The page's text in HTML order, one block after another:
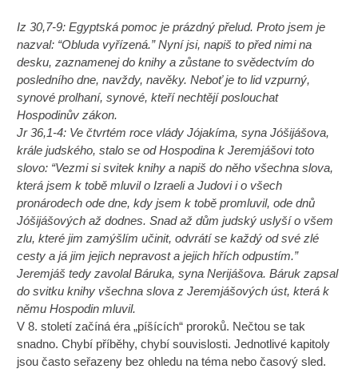
Iz 30,7-9: Egyptská pomoc je prázdný přelud. Proto jsem je
nazval: “Obluda vyřízená.” Nyní jsi, napiš to před nimi na
desku, zaznamenej do knihy a zůstane to svědectvím do
posledního dne, navždy, navěky. Neboť je to lid vzpurný,
synové prolhaní, synové, kteří nechtějí poslouchat
Hospodinův zákon.
Jr 36,1-4: Ve čtvrtém roce vlády Jójakíma, syna Jóšijášova,
krále judského, stalo se od Hospodina k Jeremjášovi toto
slovo: “Vezmi si svitek knihy a napiš do něho všechna slova,
která jsem k tobě mluvil o Izraeli a Judovi i o všech
pronárodech ode dne, kdy jsem k tobě promluvil, ode dnů
Jóšijášových až dodnes. Snad až dům judský uslyší o všem
zlu, které jim zamýšlím učinit, odvrátí se každý od své zlé
cesty a já jim jejich nepravost a jejich hřích odpustím.”
Jeremjáš tedy zavolal Báruka, syna Nerijášova. Báruk zapsal
do svitku knihy všechna slova z Jeremjášových úst, která k
němu Hospodin mluvil.
V 8. století začíná éra „píšících“ proroků. Nečtou se tak
snadno. Chybí příběhy, chybí souvislosti. Jednotlivé kapitoly
jsou často seřazeny bez ohledu na téma nebo časový sled.